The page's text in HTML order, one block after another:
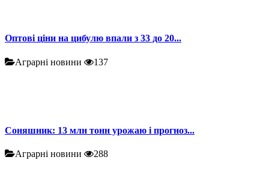
Оптові ціни на цибулю впали з 33 до 20...
Аграрні новини 137
Соняшник: 13 млн тонн урожаю і прогноз...
Аграрні новини 288